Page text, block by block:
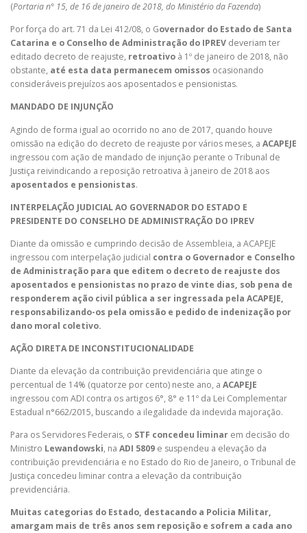
(Portaria n° 15, de 16 de janeiro de 2018, do Ministério da Fazenda)
Por força do art. 71 da Lei 412/08, o Governador do Estado de Santa
Catarina e o Conselho de Administração do IPREV deveriam ter
editado decreto de reajuste, retroativo à 1º de janeiro de 2018, não
obstante, até esta data permanecem omissos ocasionando
consideráveis prejuízos aos aposentados e pensionistas.
MANDADO DE INJUNÇÃO
Agindo de forma igual ao ocorrido no ano de 2017, quando houve
omissão na edição do decreto de reajuste por vários meses, a ACAPEJE
ingressou com ação de mandado de injunção perante o Tribunal de
Justiça reivindicando a reposição retroativa à janeiro de 2018 aos
aposentados e pensionistas.
INTERPELAÇÃO JUDICIAL AO GOVERNADOR DO ESTADO E
PRESIDENTE DO CONSELHO DE ADMINISTRAÇÃO DO IPREV
Diante da omissão e cumprindo decisão de Assembleia, a ACAPEJE
ingressou com interpelação judicial contra o Governador e Conselho
de Administração para que editem o decreto de reajuste dos
aposentados e pensionistas no prazo de vinte dias, sob pena de
responderem ação civil pública a ser ingressada pela ACAPEJE,
responsabilizando-os pela omissão e pedido de indenização por
dano moral coletivo.
AÇÃO DIRETA DE INCONSTITUCIONALIDADE
Diante da elevação da contribuição previdenciária que atinge o
percentual de 14% (quatorze por cento) neste ano, a ACAPEJE
ingressou com ADI contra os artigos 6°, 8° e 11º da Lei Complementar
Estadual n°662/2015, buscando a ilegalidade da indevida majoração.
Para os Servidores Federais, o STF concedeu liminar em decisão do
Ministro Lewandowski, na ADI 5809 e suspendeu a elevação da
contribuição previdenciária e no Estado do Rio de Janeiro, o Tribunal de
Justiça concedeu liminar contra a elevação da contribuição
previdenciária.
Muitas categorias do Estado, destacando a Policia Militar,
amargam mais de três anos sem reposição e sofrem a cada ano